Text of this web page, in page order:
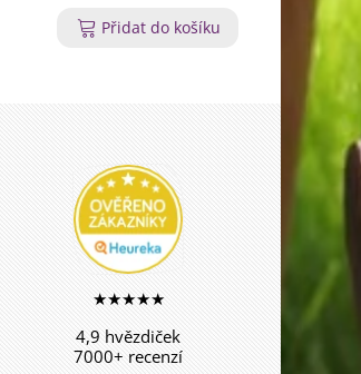
Přidat do košíku
★★★★★
4,9 hvězdiček
7000+ recenzí